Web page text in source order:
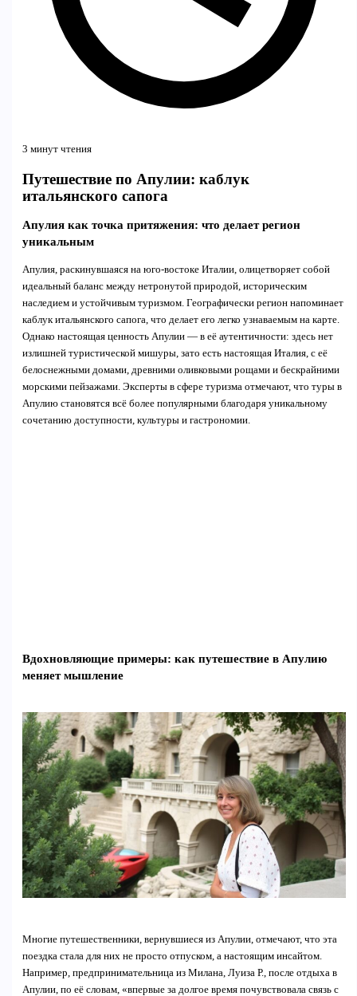
3 минут чтения
Путешествие по Апулии: каблук
итальянского сапога
Апулия как точка притяжения: что делает регион
уникальным
Апулия, раскинувшаяся на юго-востоке Италии, олицетворяет собой
идеальный баланс между нетронутой природой, историческим
наследием и устойчивым туризмом. Географически регион напоминает
каблук итальянского сапога, что делает его легко узнаваемым на карте.
Однако настоящая ценность Апулии — в её аутентичности: здесь нет
излишней туристической мишуры, зато есть настоящая Италия, с её
белоснежными домами, древними оливковыми рощами и бескрайними
морскими пейзажами. Эксперты в сфере туризма отмечают, что туры в
Апулию становятся всё более популярными благодаря уникальному
сочетанию доступности, культуры и гастрономии.
Вдохновляющие примеры: как путешествие в Апулию
меняет мышление
Многие путешественники, вернувшиеся из Апулии, отмечают, что эта
поездка стала для них не просто отпуском, а настоящим инсайтом.
Например, предпринимательница из Милана, Луиза Р., после отдыха в
Апулии, по её словам, «впервые за долгое время почувствовала связь с